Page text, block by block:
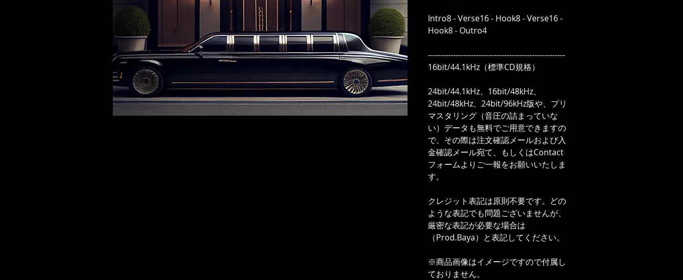
Intro8 - Verse16 - Hook8 - Verse16 -
Hook8 - Outro4
------------------------------------------------------
16bit/44.1kHz（標準CD規格）
24bit/44.1kHz、16bit/48kHz、
24bit/48kHz、24bit/96kHz版や、プリ
マスタリング（音圧の詰まっていな
い）データも無料でご用意できますの
で、その際は注文確認メールおよび入
金確認メール宛て、もしくはContact
フォームよりご一報をお願いいたしま
す。
クレジット表記は原則不要です。どの
ような表記でも問題ございませんが、
厳密な表記が必要な場合は
（Prod.Baya）と表記してください。
※商品画像はイメージですので付属し
ておりません。